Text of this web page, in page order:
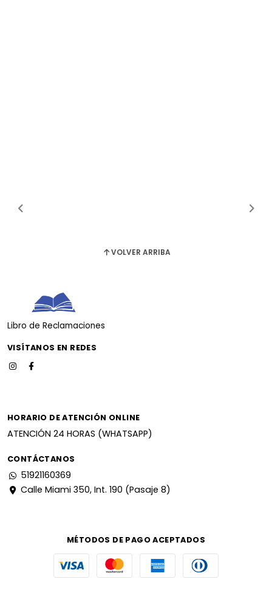
VOLVER ARRIBA
Libro de Reclamaciones
VISÍTANOS EN REDES
HORARIO DE ATENCIÓN ONLINE
ATENCIÓN 24 HORAS (WHATSAPP)
CONTÁCTANOS
51921160369
Calle Miami 350, Int. 190 (Pasaje 8)
MÉTODOS DE PAGO ACEPTADOS